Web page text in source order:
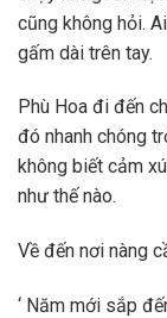
cũng không hỏi.
gấm dài trên tay.
Phù Hoa đi đến
đó nhanh chóng
không biết cảm
như thế nào.
Về đến nơi nàng
‘ Năm mới sắp